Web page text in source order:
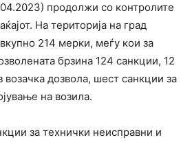
продолжи со контролите
На територија на град
214 мерки, меѓу кои за
брзина 124 санкции, 12
дозвола, шест санкции за
на возила.
за технички неисправни и